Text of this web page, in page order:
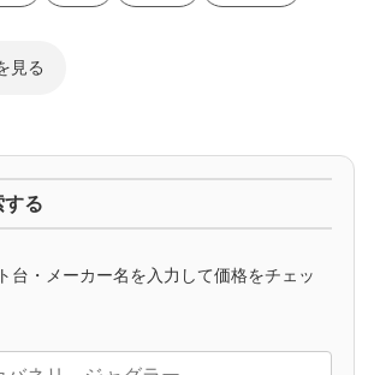
見る
キー アイム ゴージャグ ハッピー
する
台・メーカー名を入力して価格をチェッ